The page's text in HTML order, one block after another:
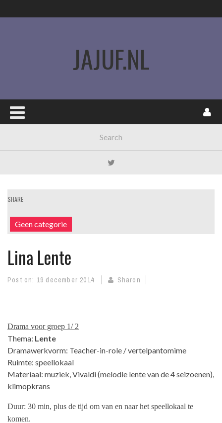
JAJUF.NL
SHARE
Geen categorie
Lina Lente
Post on: 19 december 2014 Sharon
Drama voor groep 1/ 2
Thema: Lente
Dramawerkvorm: Teacher-in-role / vertelpantomime
Ruimte: speellokaal
Materiaal: muziek, Vivaldi (melodie lente van de 4 seizoenen),
klimopkrans
Duur: 30 min, plus de tijd om van en naar het speellokaal te
komen.